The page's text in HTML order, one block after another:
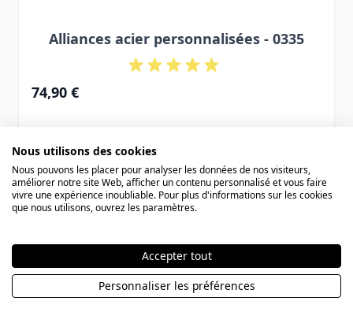
Alliances acier personnalisées - 0335
74,90 €
Avis des clients
Nous utilisons des cookies
Nous pouvons les placer pour analyser les données de nos visiteurs,
améliorer notre site Web, afficher un contenu personnalisé et vous faire
vivre une expérience inoubliable. Pour plus d'informations sur les cookies
que nous utilisons, ouvrez les paramètres.
Accepter tout
Personnaliser les préférences